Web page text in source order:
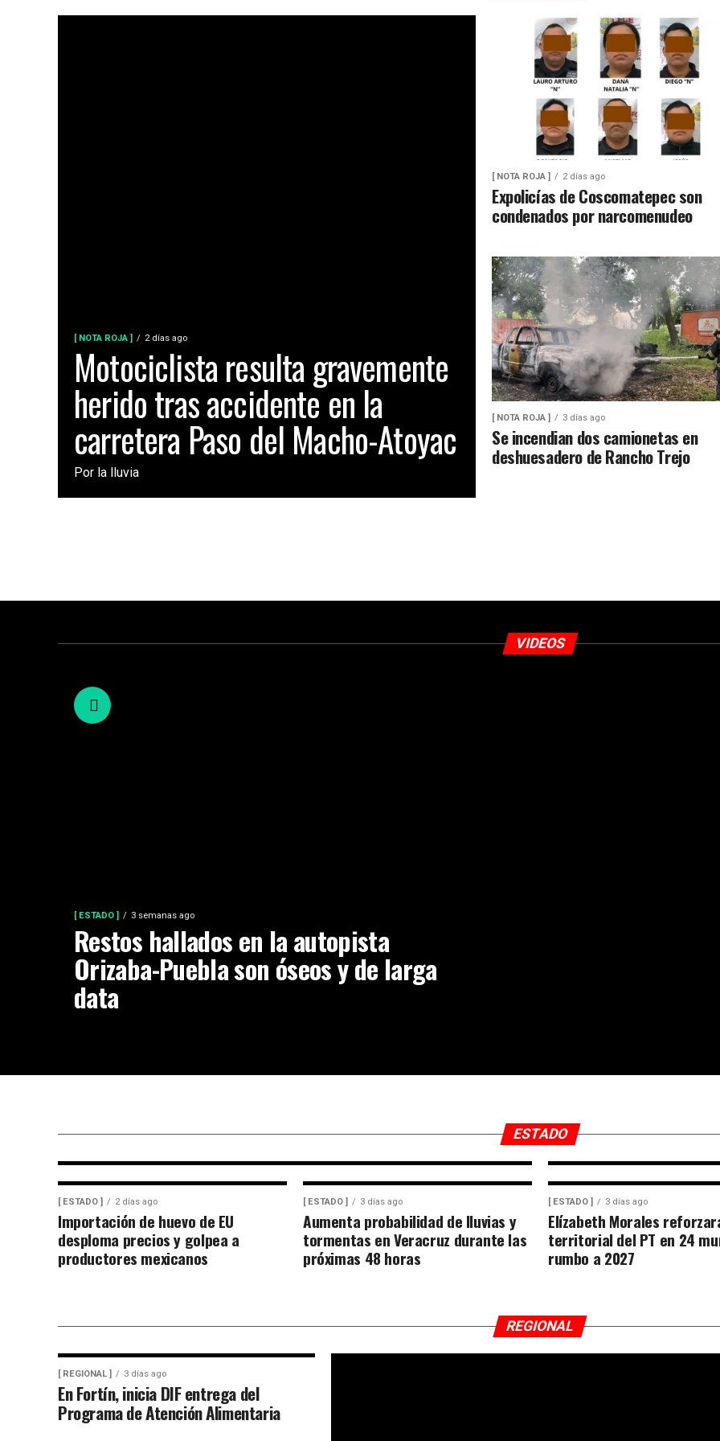
[ NOTA ROJA ] 2 días ago
Motociclista resulta gravemente
herido tras accidente en la
carretera Paso del Macho-Atoyac
Por la lluvia
[ NOTA ROJA ] 2 días ago
Expolicías de Coscomatepec son
condenados por narcomenudeo
[ NOTA ROJA ] 3 días ago
Se incendian dos camionetas en
deshuesadero de Rancho Trejo
VIDEOS
[ ESTADO ] 3 semanas ago
Restos hallados en la autopista
Orizaba-Puebla son óseos y de larga
data
ESTADO
Alvarado presuntas
[ ESTADO ] 2 días ago
Importación de huevo de EU
desploma precios y golpea a
productores mexicanos
[ ESTADO ] 3 días ago
Aumenta probabilidad de lluvias y
tormentas en Veracruz durante las
próximas 48 horas
[ ESTADO ] 3 días ago
Elízabeth Morales
territorial del PT en 24
rumbo a 2027
REGIONAL
[ REGIONAL ] 3 días ago
En Fortín, inicia DIF entrega del
Programa de Atención Alimentaria